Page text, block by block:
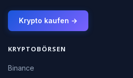
Krypto kaufen →
KRYPTOBÖRSEN
Binance